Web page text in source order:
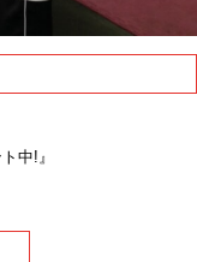
中!』